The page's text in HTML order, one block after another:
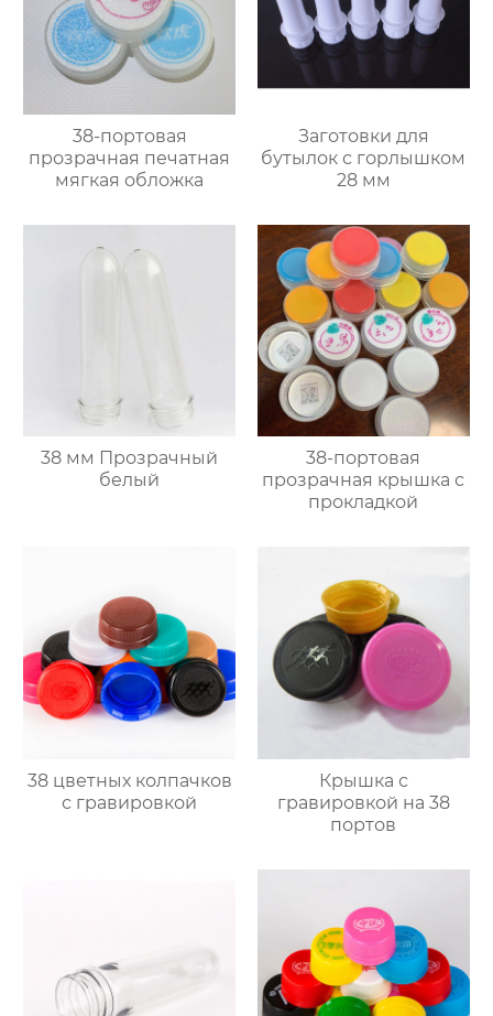
38-портовая
прозрачная печатная
мягкая обложка
Заготовки для
бутылок с горлышком
28 мм
38 мм Прозрачный
белый
38-портовая
прозрачная крышка с
прокладкой
38 цветных колпачков
с гравировкой
Крышка с
гравировкой на 38
портов